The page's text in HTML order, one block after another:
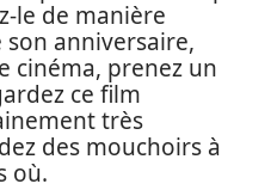
le de manière
anniversaire,
cinéma, prenez un
ce film
très
des mouchoirs à
où.